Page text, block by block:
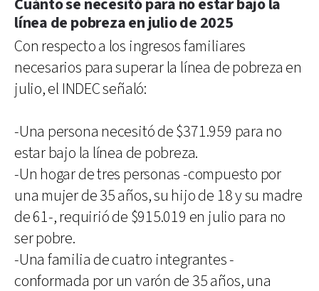
Cuánto se necesitó para no estar bajo la
línea de pobreza en julio de 2025
Con respecto a los ingresos familiares
necesarios para superar la línea de pobreza en
julio, el INDEC señaló:
-Una persona necesitó de $371.959 para no
estar bajo la línea de pobreza.
-Un hogar de tres personas -compuesto por
una mujer de 35 años, su hijo de 18 y su madre
de 61-, requirió de $915.019 en julio para no
ser pobre.
-Una familia de cuatro integrantes -
conformada por un varón de 35 años, una